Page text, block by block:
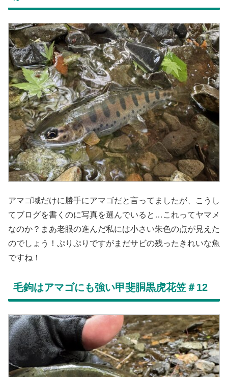
アマゴ域だけに勝手にアマゴだと言ってましたが、こうし
てブログを書くのに写真を選んでいると…これってヤマメ
なのか？まあ老眼の進んだ私には小さい朱色の点が見えた
のでしょう！ぷりぷりですがまだサビの残ったきれいな魚
ですね！
毛鉤はアマゴにも強い甲斐胴黒虎花笠＃12